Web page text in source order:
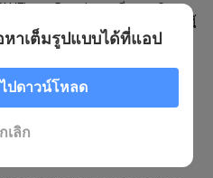
Finger Drawing เปลี่ยนแอนิเม
Shaker Taunt】ฉากเก็บหนี้
ะเย้ยฟรี⚡
าเต็มรูปแบบได้ที่แอป
ปดาวน์โหลด
เลิก